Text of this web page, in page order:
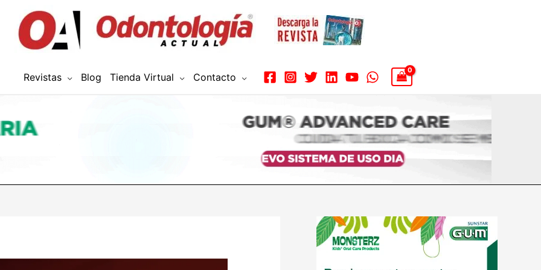
Revistas Blog Tienda Virtual Contacto